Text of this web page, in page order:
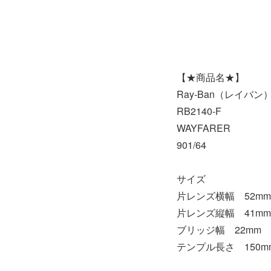
【★商品名★】
Ray-Ban（レイバン
RB2140-F
WAYFARER
901/64
サイズ
片レンズ横幅 52mm
片レンズ縦幅 41mm
ブリッジ幅 22mm
テンプル長さ